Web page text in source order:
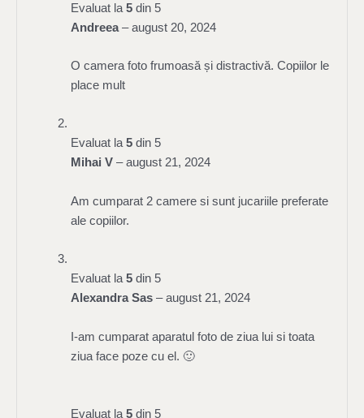
Evaluat la 5din 5
Andreea– august 20, 2024
O camera foto frumoasă și distractivă. Copiilor le
place mult
Evaluat la5din 5
Mihai V – august 21, 2024
Am cumparat 2 camere si sunt jucariile preferate
ale copiilor.
Evaluat la 5din 5
Alexandra Sas – august 21, 2024
I-am cumparat aparatul foto de ziua lui si toata
ziua face poze cu el. 🙂
Evaluat la 5din 5